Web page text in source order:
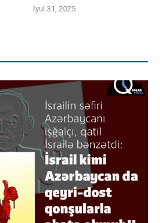
İyul 31, 2025